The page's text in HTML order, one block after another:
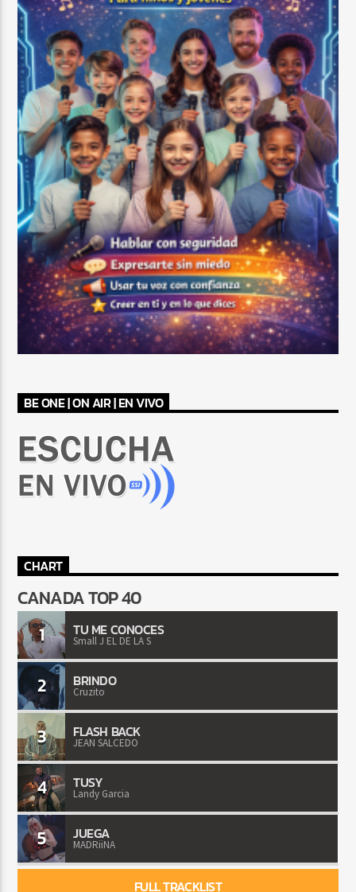
BE ONE | ON AIR | EN VIVO
CHART
CANADA TOP 40
1 TU ME CONOCES
Small J EL DE LA S
2 BRINDO
Cruzito
3 FLASH BACK
JEAN SALCEDO
4 TUSY
Landy Garcia
5 JUEGA
MADRiiNA
FULL TRACKLIST